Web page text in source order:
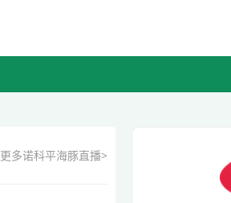
更多诺科平海豚直播>